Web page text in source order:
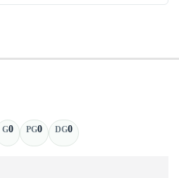
G0 PG0 DG0